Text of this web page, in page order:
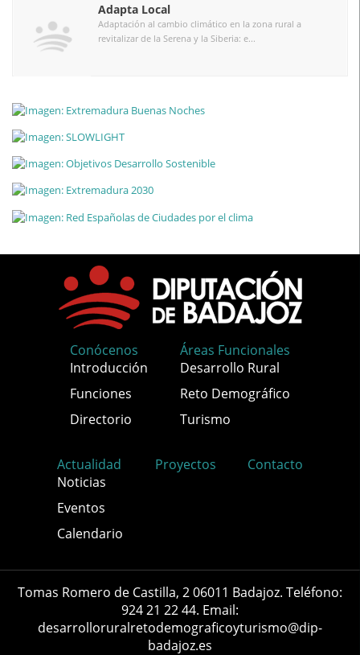
Adapta Local
Adaptación al cambio climático en la zona rural a
revitalizar de la Serena y la Siberia: e...
Conócenos
Introducción
Funciones
Directorio
Áreas Funcionales
Desarrollo Rural
Reto Demográfico
Turismo
Actualidad
Noticias
Eventos
Calendario
Proyectos Contacto
Tomas Romero de Castilla, 2 06011 Badajoz. Teléfono:
924 21 22 44. Email:
desarrolloruralretodemograficoyturismo@dip-
badajoz.es